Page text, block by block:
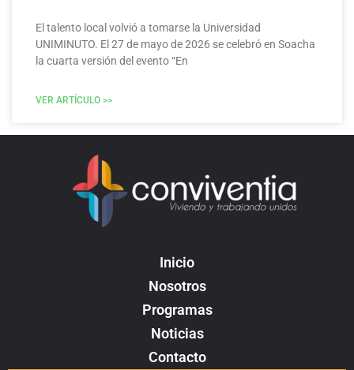
El talento local volvió a tomarse la Universidad
UNIMINUTO. El 27 de mayo de 2026 se celebró en Soacha
la cuarta versión del evento “En
VER ARTÍCULO >>
Inicio
Nosotros
Programas
Noticias
Contacto